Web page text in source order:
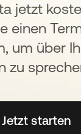
jetzt
einen
um über
zu
Jetzt starten
wird in